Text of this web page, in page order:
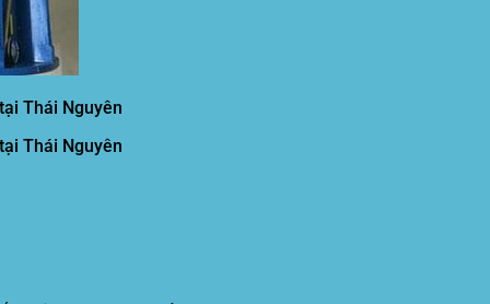
Thái Nguyên
Thái Nguyên